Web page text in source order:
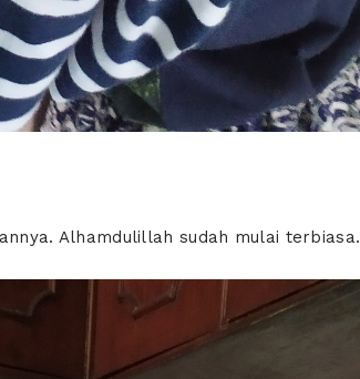
Alhamdulillah sudah mulai terbiasa.